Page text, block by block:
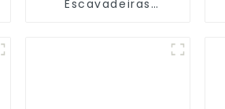
Escavadeiras